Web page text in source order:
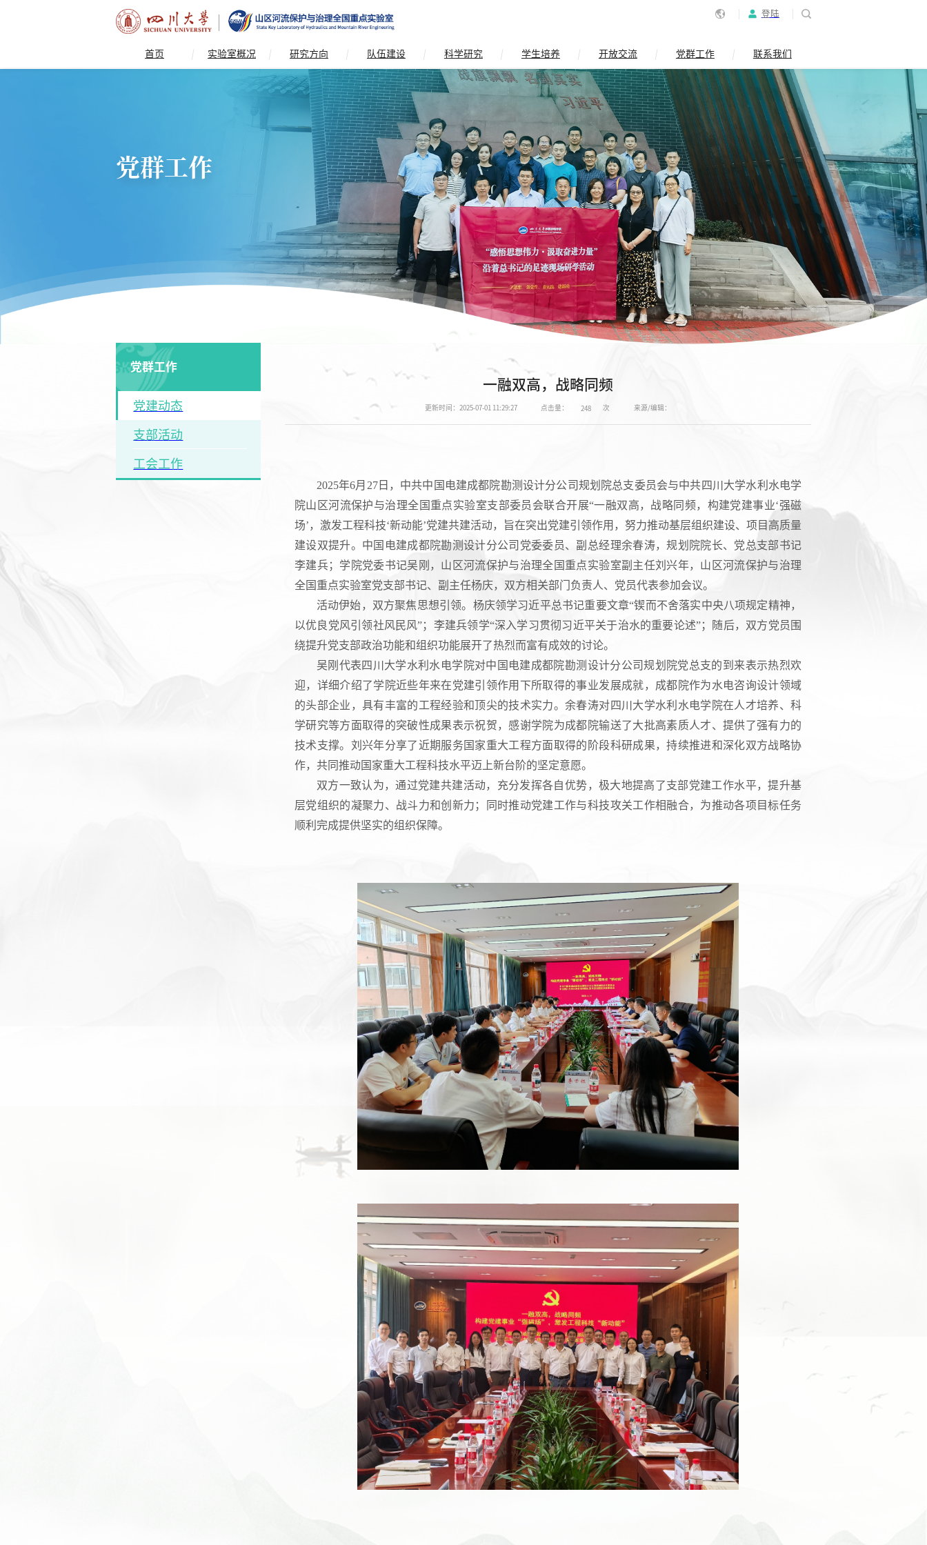
登陆
首页 实验室概况 研究方向 队伍建设 科学研究 学生培养 开放交流 党群工作 联系我们
党群工作
党群工作
党建动态
支部活动
工会工作
一融双高，战略同频
更新时间：2025-07-01 11:29:27 点击量： 248 次 来源/编辑：
2025年6月27日，中共中国电建成都院勘测设计分公司规划院总支委员会与中共四川大学水利水电学
院山区河流保护与治理全国重点实验室支部委员会联合开展“一融双高，战略同频，构建党建事业‘强磁
场’，激发工程科技‘新动能’党建共建活动，旨在突出党建引领作用，努力推动基层组织建设、项目高质量
建设双提升。中国电建成都院勘测设计分公司党委委员、副总经理余春涛，规划院院长、党总支部书记
李建兵；学院党委书记吴刚，山区河流保护与治理全国重点实验室副主任刘兴年，山区河流保护与治理
全国重点实验室党支部书记、副主任杨庆，双方相关部门负责人、党员代表参加会议。
活动伊始，双方聚焦思想引领。杨庆领学习近平总书记重要文章“锲而不舍落实中央八项规定精神，
以优良党风引领社风民风”；李建兵领学“深入学习贯彻习近平关于治水的重要论述”；随后，双方党员围
绕提升党支部政治功能和组织功能展开了热烈而富有成效的讨论。
吴刚代表四川大学水利水电学院对中国电建成都院勘测设计分公司规划院党总支的到来表示热烈欢
迎，详细介绍了学院近些年来在党建引领作用下所取得的事业发展成就，成都院作为水电咨询设计领域
的头部企业，具有丰富的工程经验和顶尖的技术实力。余春涛对四川大学水利水电学院在人才培养、科
学研究等方面取得的突破性成果表示祝贺，感谢学院为成都院输送了大批高素质人才、提供了强有力的
技术支撑。刘兴年分享了近期服务国家重大工程方面取得的阶段科研成果，持续推进和深化双方战略协
作，共同推动国家重大工程科技水平迈上新台阶的坚定意愿。
双方一致认为，通过党建共建活动，充分发挥各自优势，极大地提高了支部党建工作水平，提升基
层党组织的凝聚力、战斗力和创新力；同时推动党建工作与科技攻关工作相融合，为推动各项目标任务
顺利完成提供坚实的组织保障。